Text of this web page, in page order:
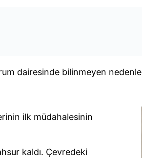
dairesinde bilinmeyen nedenle
ilk müdahalesinin
kaldı. Çevredeki